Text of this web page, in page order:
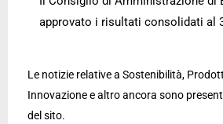
approvato i risultati consolidati al
Le notizie relative a Sostenibilità,
Innovazione e altro ancora sono
del sito.